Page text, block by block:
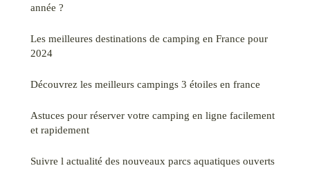
année ?
Les meilleures destinations de camping en France pour
2024
Découvrez les meilleurs campings 3 étoiles en france
Astuces pour réserver votre camping en ligne facilement
et rapidement
Suivre l actualité des nouveaux parcs aquatiques ouverts